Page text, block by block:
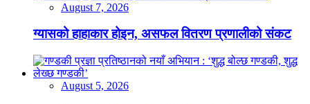
August 7, 2026
ग्यासको हाहाकार होइन, असफल वितरण प्रणालीको संकट
August 5, 2026